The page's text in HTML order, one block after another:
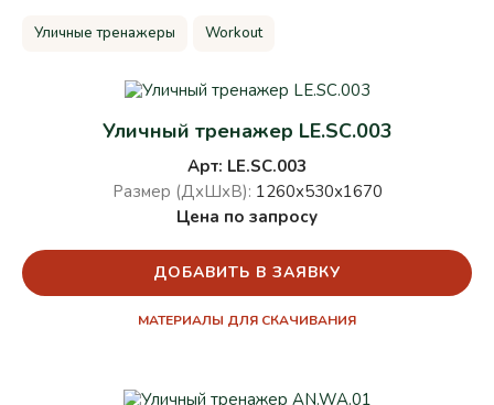
Уличные тренажеры Workout
Уличный тренажер LE.SC.003
Арт: LE.SC.003
Размер (ДхШхВ): 1260х530х1670
Цена по запросу
ДОБАВИТЬ В ЗАЯВКУ
МАТЕРИАЛЫ ДЛЯ СКАЧИВАНИЯ